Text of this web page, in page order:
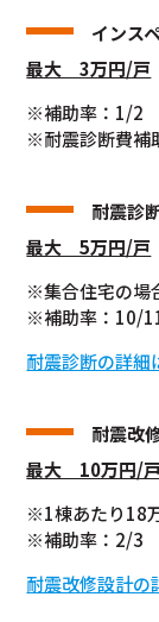
インス
最大 3万円/戸
※補助率：1/2
※耐震診断費補
耐震診
最大 5万円/戸
※集合住宅の場
※補助率：10/
耐震診断の詳細
耐震改
最大 10万円/
※1棟あたり18
※補助率：2/3
耐震改修設計の